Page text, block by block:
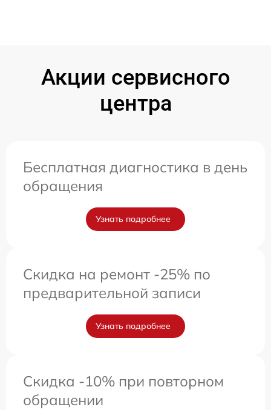
Акции сервисного
центра
Бесплатная диагностика в день
обращения
Узнать подробнее
Скидка на ремонт -25% по
предварительной записи
Узнать подробнее
Скидка -10% при повторном
обращении